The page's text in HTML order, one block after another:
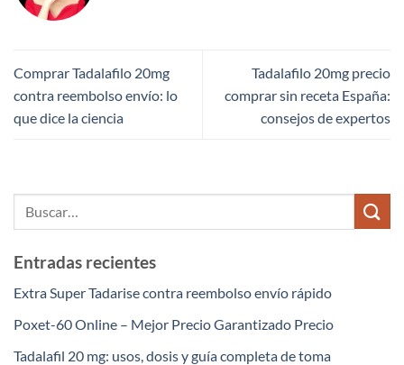
Comprar Tadalafilo 20mg
contra reembolso envío: lo
que dice la ciencia
Tadalafilo 20mg precio
comprar sin receta España:
consejos de expertos
Entradas recientes
Extra Super Tadarise contra reembolso envío rápido
Poxet-60 Online – Mejor Precio Garantizado Precio
Tadalafil 20 mg: usos, dosis y guía completa de toma